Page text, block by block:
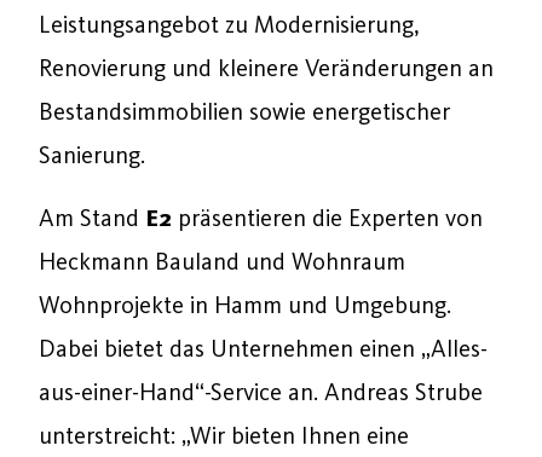
Leistungsangebot zu Modernisierung,
Renovierung und kleinere Veränderungen an
Bestandsimmobilien sowie energetischer
Sanierung.
Am Stand E2 präsentieren die Experten von
Heckmann Bauland und Wohnraum
Wohnprojekte in Hamm und Umgebung.
Dabei bietet das Unternehmen einen „Alles-
aus-einer-Hand“-Service an. Andreas Strube
unterstreicht: „Wir bieten Ihnen eine